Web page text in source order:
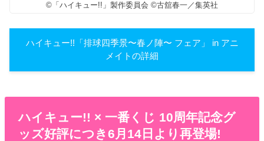
©「ハイキュー!!」製作委員会 ©古舘春一／集英社
ハイキュー!!「排球四季景〜春ノ陣〜 フェア」 in アニ
メイトの詳細
ハイキュー!! × 一番くじ 10周年記念グ
ッズ好評につき6月14日より再登場!